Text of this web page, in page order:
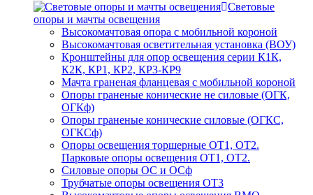
Световые
опоры и мачты освещения
Высокомачтовая опора с мобильной короной
Высокомачтовая осветительная установка (ВОУ)
Кронштейны для опор освещения серии К1К,
К2К, КР1, КР2, КР3-КР9
Мачта граненая фланцевая с мобильной короной
Опоры граненые конические не силовые (ОГК,
ОГКф)
Опоры граненые конические силовые (ОГКС,
ОГКСф)
Опоры освещения торшерные ОТ1, ОТ2.
Парковые опоры освещения ОТ1, ОТ2.
Силовые опоры ОС и ОСф
Трубчатые опоры освещения ОТ3